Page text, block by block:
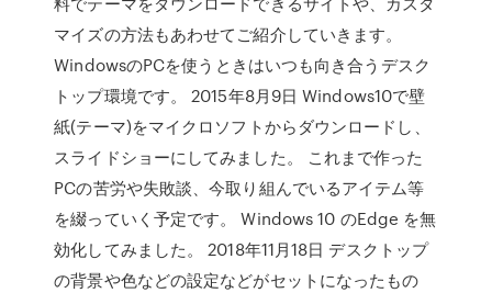
マイズの方法もあわせてご紹介していきます。
WindowsのPCを使うときはいつも向き合うデスク
トップ環境です。 2015年8月9日 Windows10で壁
紙(テーマ)をマイクロソフトからダウンロードし、
スライドショーにしてみました。 これまで作った
PCの苦労や失敗談、今取り組んでいるアイテム等
を綴っていく予定です。 Windows 10 のEdge を無
効化してみました。 2018年11月18日 デスクトップ
の背景や色などの設定などがセットになったもの